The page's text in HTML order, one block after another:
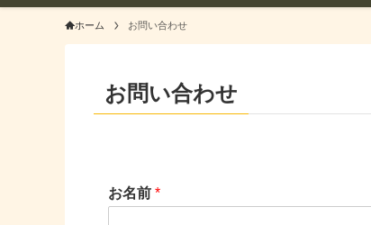
ホーム お問い合わせ
お問い合わせ
お名前 *